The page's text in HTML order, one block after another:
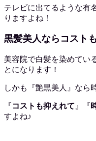
テレビに出てるような有
りますよね！
黒髪美人ならコスト
美容院で白髪を染めてい
とになります！
しかも『艶黒美人』なら
『コストも抑えれて 』『
すよね♪